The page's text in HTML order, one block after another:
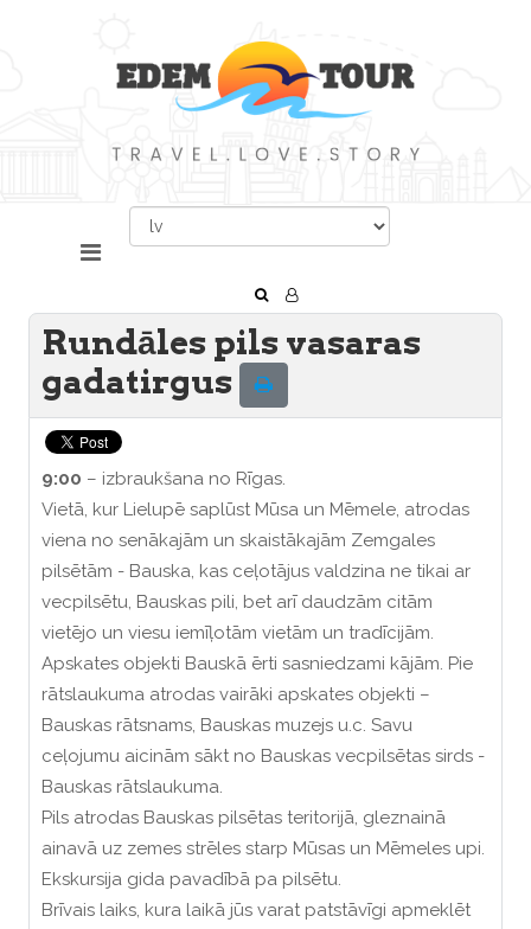
Rundāles pils vasaras
gadatirgus
9:00 – izbraukšana no Rīgas.
Vietā, kur Lielupē saplūst Mūsa un Mēmele, atrodas
viena no senākajām un skaistākajām Zemgales
pilsētām - Bauska, kas ceļotājus valdzina ne tikai ar
vecpilsētu, Bauskas pili, bet arī daudzām citām
vietējo un viesu iemīļotām vietām un tradīcijām.
Apskates objekti Bauskā ērti sasniedzami kājām. Pie
rātslaukuma atrodas vairāki apskates objekti –
Bauskas rātsnams, Bauskas muzejs u.c. Savu
ceļojumu aicinām sākt no Bauskas vecpilsētas sirds -
Bauskas rātslaukuma.
Pils atrodas Bauskas pilsētas teritorijā, gleznainā
ainavā uz zemes strēles starp Mūsas un Mēmeles upi.
Ekskursija gida pavadībā pa pilsētu.
Brīvais laiks, kura laikā jūs varat patstāvīgi apmeklēt